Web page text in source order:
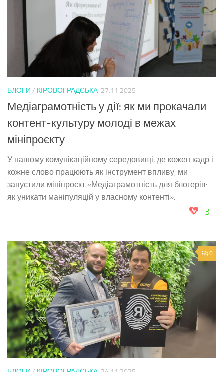
БЛОГИ / КІРОВОГРАДСЬКА 27.11.2025
Медіаграмотність у дії: як ми прокачали
контент-культуру молоді в межах
мініпроєкту
У нашому комунікаційному середовищі, де кожен кадр і
кожне слово працюють як інструмент впливу, ми
запустили мініпроєкт «Медіаграмотність для блогерів:
як уникати маніпуляцій у власному контенті».
3
0